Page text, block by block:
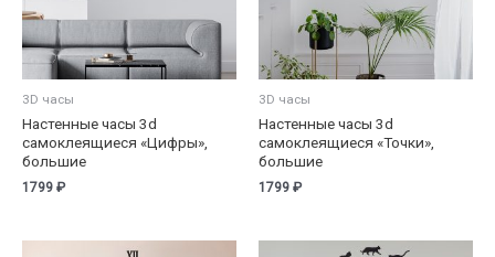
3D часы
Настенные часы 3d
самоклеящиеся «Цифры»,
большие
1799 ₽
3D часы
Настенные часы 3d
самоклеящиеся «Точки»,
большие
1799 ₽